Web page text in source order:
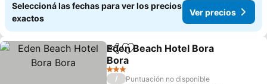
Seleccioná las fechas para ver los precios
exactos
Ver precios
CompartirAñadir a favoritos
Eden Beach Hotel Bora
Bora
3 Estrellas
/
Puntuación no disponible